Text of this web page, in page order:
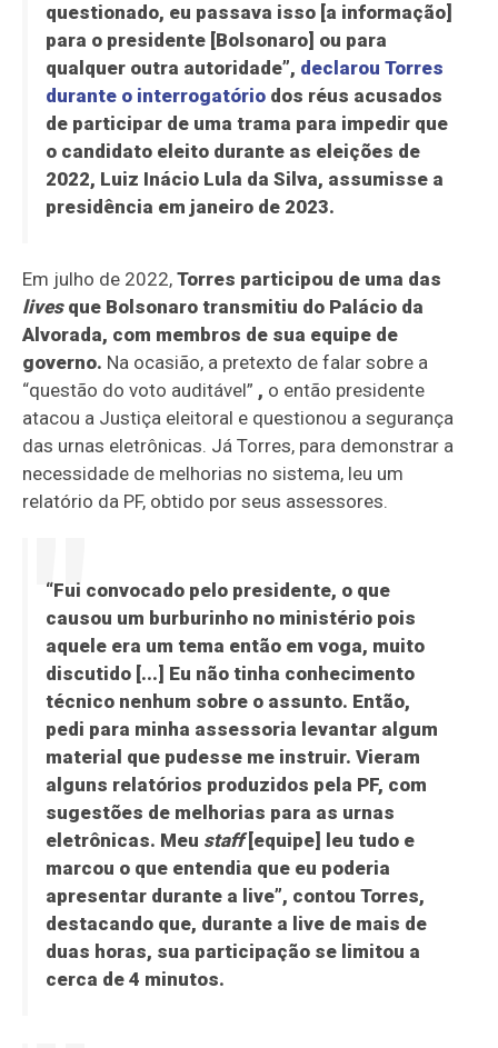
questionado, eu passava isso [a informação]
para o presidente [Bolsonaro] ou para
qualquer outra autoridade”, declarou Torres
durante o interrogatóriodos réus acusados
de participar de uma trama para impedir que
o candidato eleito durante as eleições de
2022, Luiz Inácio Lula da Silva, assumisse a
presidência em janeiro de 2023.
Em julho de 2022,Torres participou de uma das
livesque Bolsonaro transmitiu do Palácio da
Alvorada, com membros de sua equipe de
governo. Na ocasião, a pretexto de falar sobre a
“questão do voto auditável” , o então presidente
atacou a Justiça eleitoral e questionou a segurança
das urnas eletrônicas. Já Torres, para demonstrar a
necessidade de melhorias no sistema, leu um
relatório da PF, obtido por seus assessores.
“Fui convocado pelo presidente, o que
causou um burburinho no ministério pois
aquele era um tema então em voga, muito
discutido [...] Eu não tinha conhecimento
técnico nenhum sobre o assunto. Então,
pedi para minha assessoria levantar algum
material que pudesse me instruir. Vieram
alguns relatórios produzidos pela PF, com
sugestões de melhorias para as urnas
eletrônicas. Meu staff[equipe] leu tudo e
marcou o que entendia que eu poderia
apresentar durante a live”, contou Torres,
destacando que, durante a live de mais de
duas horas, sua participação se limitou a
cerca de 4 minutos.